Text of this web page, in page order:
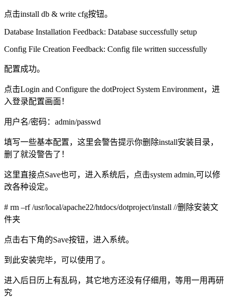
点击install db & write cfg按钮。
Database Installation Feedback: Database successfully setup
Config File Creation Feedback: Config file written successfully
配置成功。
点击Login and Configure the dotProject System Environment，进
入登录配置画面！
用户名/密码：admin/passwd
填写一些基本配置，这里会警告提示你删除install安装目录，
删了就没警告了！
这里直接点Save也可，进入系统后，点击system admin,可以修
改各种设定。
# rm –rf /usr/local/apache22/htdocs/dotproject/install //删除安装文
件夹
点击右下角的Save按钮，进入系统。
到此安装完毕，可以使用了。
进入后日历上有乱码，其它地方还没有仔细用，等用一用再研
究